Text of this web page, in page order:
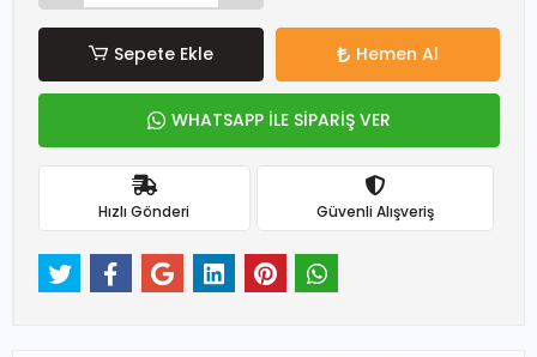
Sepete Ekle Hemen Al
WHATSAPP İLE SİPARİŞ VER
Hızlı Gönderi Güvenli Alışveriş